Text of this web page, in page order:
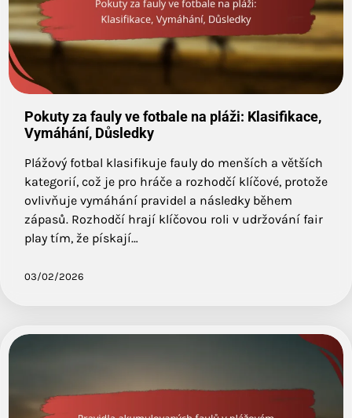
Pokuty za fauly ve fotbale na pláži: Klasifikace,
Vymáhání, Důsledky
Plážový fotbal klasifikuje fauly do menších a větších
kategorií, což je pro hráče a rozhodčí klíčové, protože
ovlivňuje vymáhání pravidel a následky během
zápasů. Rozhodčí hrají klíčovou roli v udržování fair
play tím, že pískají…
03/02/2026